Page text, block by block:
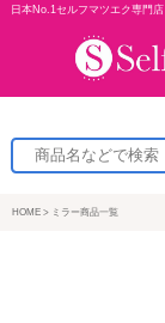
日本No.1セルフマツエク専門店
HOME ミラー商品一覧
新着順